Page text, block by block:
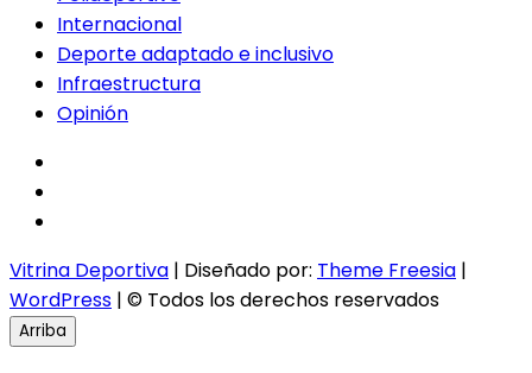
Internacional
Deporte adaptado e inclusivo
Infraestructura
Opinión
Vitrina Deportiva | Diseñado por: Theme Freesia |
WordPress | © Todos los derechos reservados
Arriba